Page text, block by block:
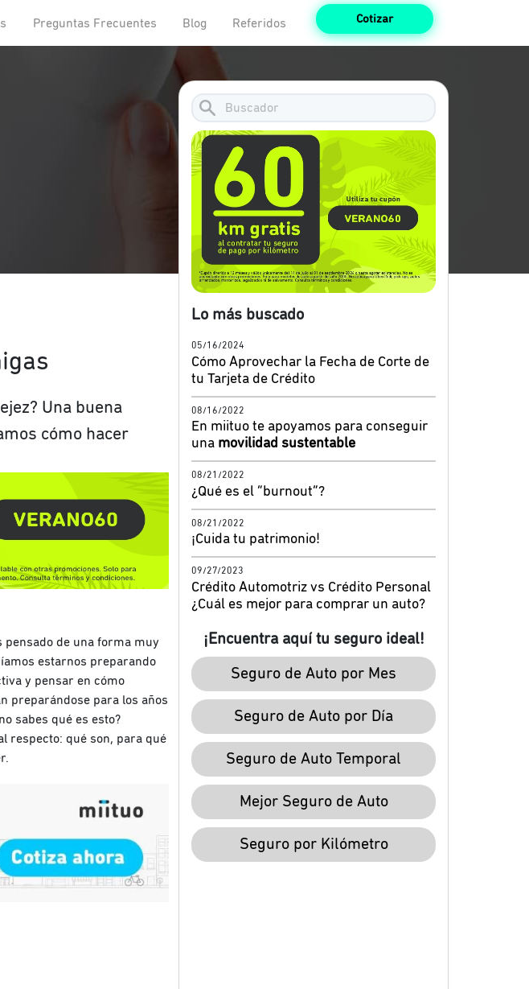
Cotizar
Preguntas Frecuentes Blog Referidos
Lo más buscado
05/16/2024
Cómo Aprovechar la Fecha de Corte de
tu Tarjeta de Crédito
08/16/2022
En miituo te apoyamos para conseguir
una movilidad sustentable
08/21/2022
¿Qué es el “burnout”?
08/21/2022
¡Cuida tu patrimonio!
09/27/2023
Crédito Automotriz vs Crédito Personal
¿Cuál es mejor para comprar un auto?
¡Encuentra aquí tu seguro ideal!
Seguro de Auto por Mes
Seguro de Auto por Día
Seguro de Auto Temporal
Mejor Seguro de Auto
Seguro por Kilómetro
Una buena
cómo hacer
pensado de una forma muy
estarnos preparando
y pensar en cómo
preparándose para los años
sabes qué es esto?
respecto: qué son, para qué